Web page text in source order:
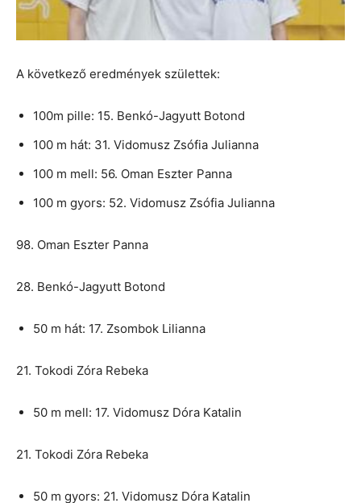
A következő eredmények születtek:
100m pille: 15. Benkó-Jagyutt Botond
100 m hát: 31. Vidomusz Zsófia Julianna
100 m mell: 56. Oman Eszter Panna
100 m gyors: 52. Vidomusz Zsófia Julianna
98. Oman Eszter Panna
28. Benkó-Jagyutt Botond
50 m hát: 17. Zsombok Lilianna
21. Tokodi Zóra Rebeka
50 m mell: 17. Vidomusz Dóra Katalin
21. Tokodi Zóra Rebeka
50 m gyors: 21. Vidomusz Dóra Katalin